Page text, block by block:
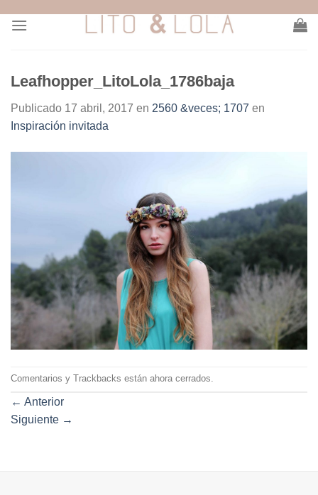
Leafhopper_LitoLola_1786baja
Publicado 17 abril, 2017 en 2560 &veces; 1707 en
Inspiración invitada
Comentarios y Trackbacks están ahora cerrados.
← Anterior
Siguiente →